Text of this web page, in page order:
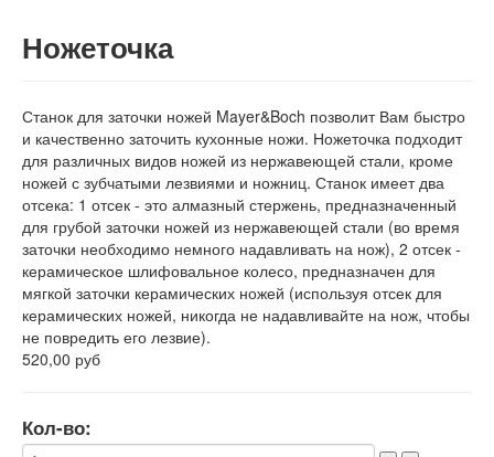
Ножеточка
Станок для заточки ножей Mayer&Boch позволит Вам быстро
и качественно заточить кухонные ножи. Ножеточка подходит
для различных видов ножей из нержавеющей стали, кроме
ножей с зубчатыми лезвиями и ножниц. Станок имеет два
отсека: 1 отсек - это алмазный стержень, предназначенный
для грубой заточки ножей из нержавеющей стали (во время
заточки необходимо немного надавливать на нож), 2 отсек -
керамическое шлифовальное колесо, предназначен для
мягкой заточки керамических ножей (используя отсек для
керамических ножей, никогда не надавливайте на нож, чтобы
не повредить его лезвие).
520,00 руб
Кол-во: